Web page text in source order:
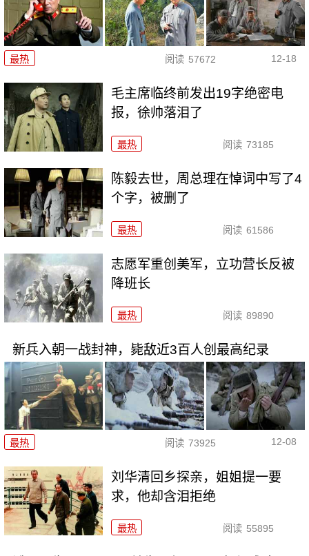
最热 阅读 57672 12-18
毛主席临终前发出19字绝密电
报，徐帅落泪了
最热 阅读 73185
陈毅去世，周总理在悼词中写了4
个字，被删了
最热 阅读 61586
志愿军重创美军，立功营长反被
降班长
最热 阅读 89890
新兵入朝一战封神，毙敌近3百人创最高纪录
最热 阅读 73925 12-08
刘华清回乡探亲，姐姐提一要
求，他却含泪拒绝
最热 阅读 55895